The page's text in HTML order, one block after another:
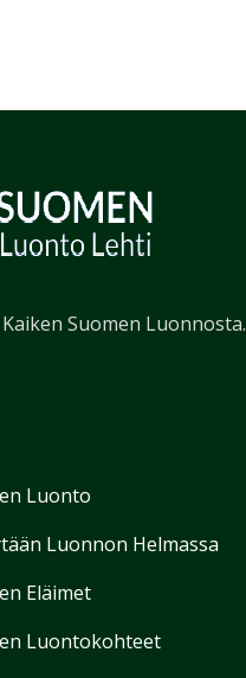
Suomen Luonnosta.
Luonto
Luonnon Helmassa
Eläimet
Luontokohteet